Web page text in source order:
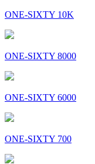
ONE-SIXTY 10K
ONE-SIXTY 8000
ONE-SIXTY 6000
ONE-SIXTY 700